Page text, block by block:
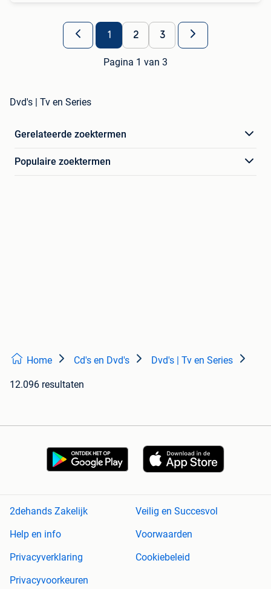
1 2 3
Pagina 1 van 3
Dvd's | Tv en Series
Gerelateerde zoektermen
Populaire zoektermen
Home Cd's en Dvd's Dvd's | Tv en Series
12.096 resultaten
2dehands Zakelijk
Veilig en Succesvol
Help en info
Voorwaarden
Privacyverklaring
Cookiebeleid
Privacyvoorkeuren